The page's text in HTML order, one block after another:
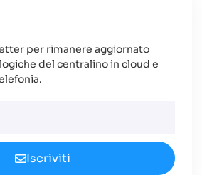
per rimanere aggiornato
del centralino in cloud e
Iscriviti